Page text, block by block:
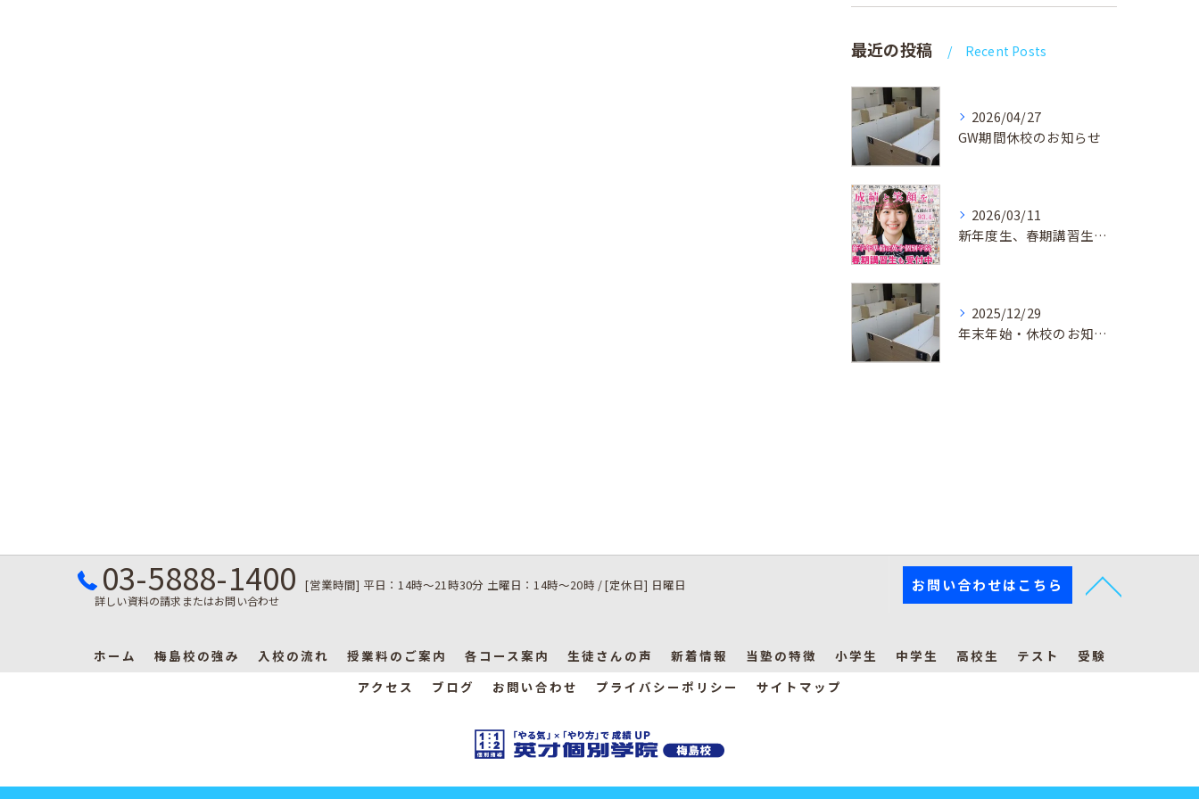
最近の投稿 Recent Posts
2026/04/27
GW期間休校のお知らせ
2026/03/11
新年度生、春期講習生 受付中！
2025/12/29
年末年始・休校のお知らせ
03-5888-1400
詳しい資料の請求またはお問い合わせ
[営業時間] 平日：14時～21時30分 土曜日：14時～20時 / [定休日] 日曜日 お問い合わせはこちら
ホーム 梅島校の強み 入校の流れ 授業料のご案内 各コース案内 生徒さんの声 新着情報 当塾の特徴 小学生 中学生 高校生 テスト
受験
アクセス
ブログ お問い合わせ プライバシーポリシー サイトマップ